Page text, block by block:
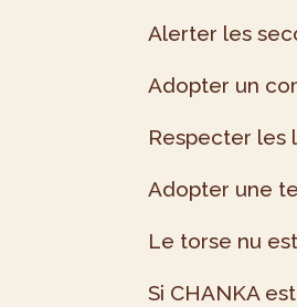
Alerter les
Adopter un
Respecter les
Adopter une
Le torse nu
Si CHANKA